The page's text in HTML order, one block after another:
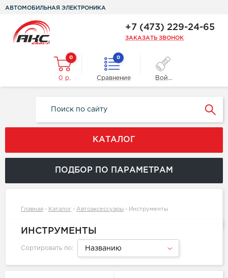
АВТОМОБИЛЬНАЯ ЭЛЕКТРОНИКА
+7 (473) 229-24-65
ЗАКАЗАТЬ ЗВОНОК
0
0 р.
0
Сравнение Войти
КАТАЛОГ
ПОДБОР ПО ПАРАМЕТРАМ
Главная - Каталог - Автоаксессуары - Инструменты
ИНСТРУМЕНТЫ
Сортировать по: Названию